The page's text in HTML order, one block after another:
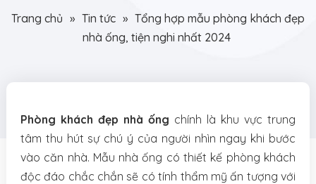
Trang chủ » Tin tức » Tổng hợp mẫu phòng khách đẹp
nhà ống, tiện nghi nhất 2024
Phòng khách đẹp nhà ống chính là khu vực trung
tâm thu hút sự chú ý của người nhìn ngay khi bước
vào căn nhà. Mẫu nhà ống có thiết kế phòng khách
độc đáo chắc chắn sẽ có tính thẩm mỹ ấn tượng với